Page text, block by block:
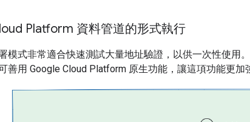
Platform 資料管道的形式執行
模式非常適合快速測試大量地址驗證，以供一次性使用
善用 Google Cloud Platform 原生功能，讓這項功能更加